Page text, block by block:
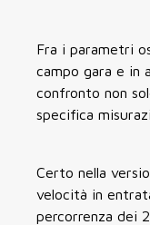
Fra i parametri
campo gara e in
confronto non
specifica
Certo nella
velocità in
percorrenza dei